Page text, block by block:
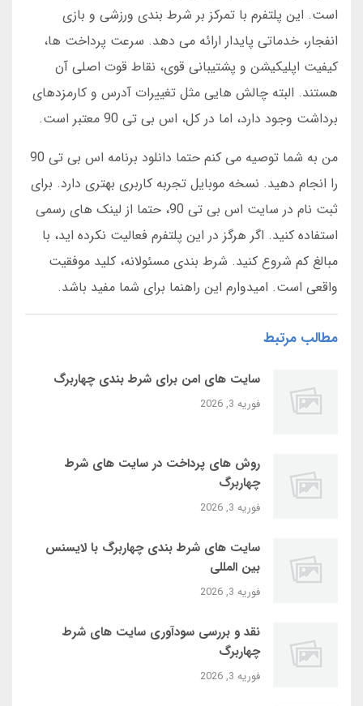
است. این پلتفرم با تمرکز بر شرط بندی ورزشی و بازی
انفجار، خدماتی پایدار ارائه می دهد. سرعت پرداخت ها،
کیفیت اپلیکیشن و پشتیبانی قوی، نقاط قوت اصلی آن
هستند. البته چالش هایی مثل تغییرات آدرس و کارمزدهای
برداشت وجود دارد، اما در کل، اس بی تی 90 معتبر است.
من به شما توصیه می کنم حتما دانلود برنامه اس بی تی 90
را انجام دهید. نسخه موبایل تجربه کاربری بهتری دارد. برای
ثبت نام در سایت اس بی تی 90، حتما از لینک های رسمی
استفاده کنید. اگر هرگز در این پلتفرم فعالیت نکرده اید، با
مبالغ کم شروع کنید. شرط بندی مسئولانه، کلید موفقیت
واقعی است. امیدوارم این راهنما برای شما مفید باشد.
مطالب مرتبط
سایت‌ های امن برای شرط بندی چهاربرگ
فوریه 3, 2026
روش‌ های پرداخت در سایت‌ های شرط
چهاربرگ
فوریه 3, 2026
سایت‌ های شرط بندی چهاربرگ با لایسنس
بین‌ المللی
فوریه 3, 2026
نقد و بررسی سودآوری سایت‌ های شرط
چهاربرگ
فوریه 3, 2026